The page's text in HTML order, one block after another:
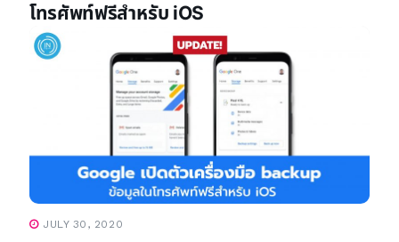
โทรศัพท์ฟรีสำหรับ iOS
JULY 30, 2020